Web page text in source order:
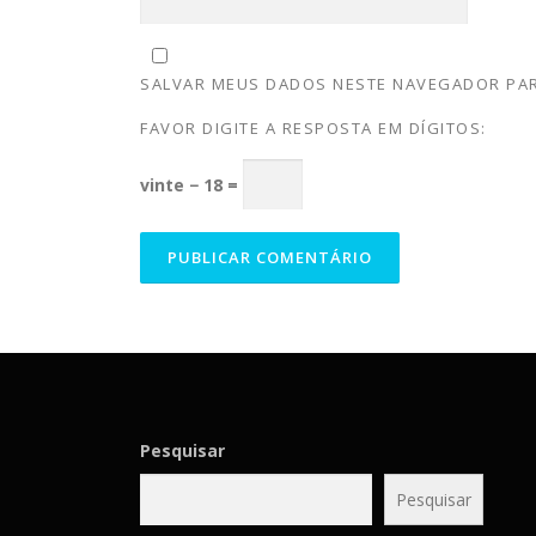
SALVAR MEUS DADOS NESTE NAVEGADOR
FAVOR DIGITE A RESPOSTA EM DÍGITOS:
vinte − 18 =
Pesquisar
Pesquisar